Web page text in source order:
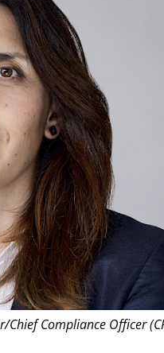
Compliance Officer